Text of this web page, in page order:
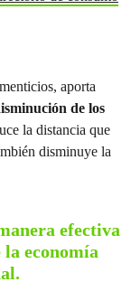
aporta
de los
la distancia que
disminuye la
efectiva
economía